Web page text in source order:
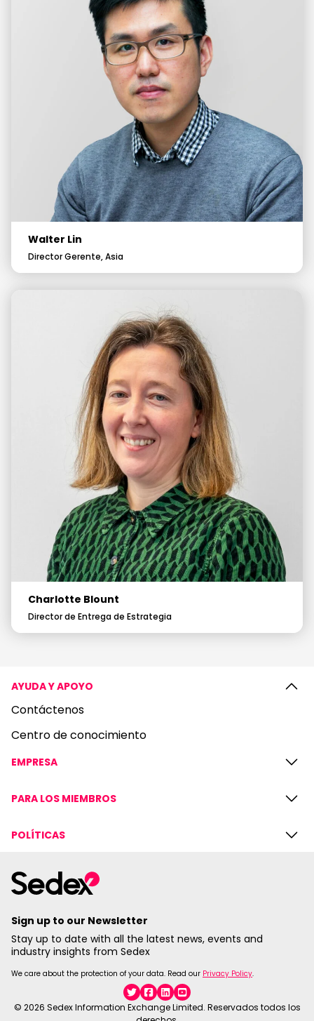
Walter Lin
Director Gerente, Asia
Charlotte Blount
Director de Entrega de Estrategia
AYUDA Y APOYO
Contáctenos
Centro de conocimiento
EMPRESA
PARA LOS MIEMBROS
POLÍTICAS
Sign up to our Newsletter
Stay up to date with all the latest news, events and
industry insights from Sedex
We care about the protection of your data. Read our Privacy Policy.
TwitterFacebook
Linkedin
YouTube
© 2026 Sedex Information Exchange Limited. Reservados todos los